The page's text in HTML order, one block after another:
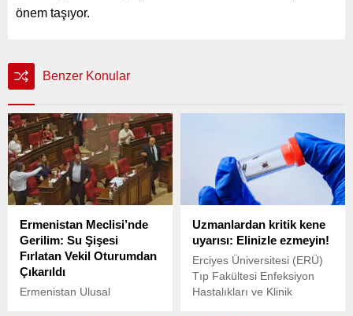
önem taşıyor.
Benzer Konular
Ermenistan Meclisi’nde
Gerilim: Su Şişesi
Fırlatan Vekil Oturumdan
Çıkarıldı
Ermenistan Ulusal
Uzmanlardan kritik kene
uyarısı: Elinizle ezmeyin!
Erciyes Üniversitesi (ERÜ)
Tıp Fakültesi Enfeksiyon
Hastalıkları ve Klinik